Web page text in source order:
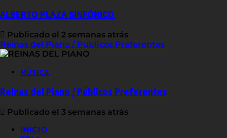
ALBERTO PLAZA SINFÓNICO
Publicado el 2 semanas atrás
Reinas del Piano / Públicos Preferentes
MÚSICA
Reinas del Piano / Públicos Preferentes
Publicado el 3 semanas atrás
INICIO